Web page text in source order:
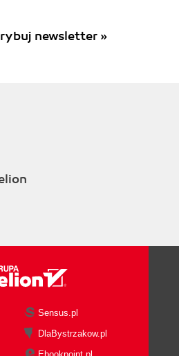
newsletter »
Sensus.pl
DlaBystrzakow.pl